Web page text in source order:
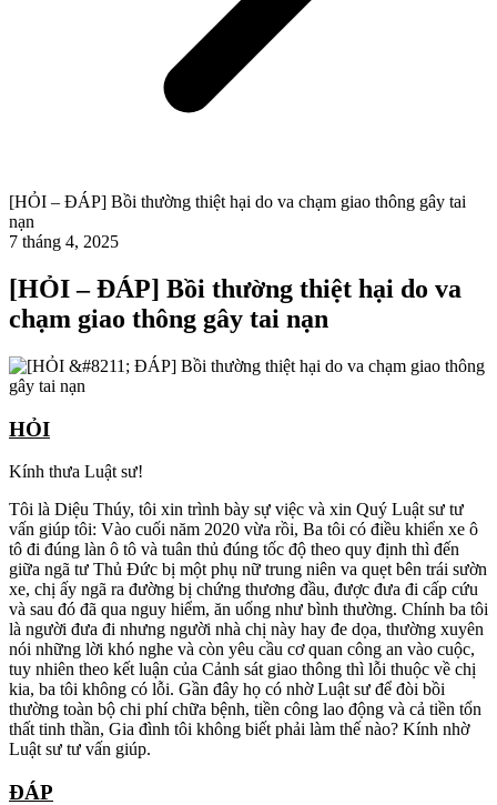
[HỎI – ĐÁP] Bồi thường thiệt hại do va chạm giao thông gây tai
nạn
7 tháng 4, 2025
[HỎI – ĐÁP] Bồi thường thiệt hại do va
chạm giao thông gây tai nạn
HỎI
Kính thưa Luật sư!
Tôi là Diệu Thúy, tôi xin trình bày sự việc và xin Quý Luật sư tư
vấn giúp tôi: Vào cuối năm 2020 vừa rồi, Ba tôi có điều khiển xe ô
tô đi đúng làn ô tô và tuân thủ đúng tốc độ theo quy định thì đến
giữa ngã tư Thủ Đức bị một phụ nữ trung niên va quẹt bên trái sườn
xe, chị ấy ngã ra đường bị chứng thương đầu, được đưa đi cấp cứu
và sau đó đã qua nguy hiểm, ăn uống như bình thường. Chính ba tôi
là người đưa đi nhưng người nhà chị này hay đe dọa, thường xuyên
nói những lời khó nghe và còn yêu cầu cơ quan công an vào cuộc,
tuy nhiên theo kết luận của Cảnh sát giao thông thì lỗi thuộc về chị
kia, ba tôi không có lỗi. Gần đây họ có nhờ Luật sư để đòi bồi
thường toàn bộ chi phí chữa bệnh, tiền công lao động và cả tiền tổn
thất tinh thần, Gia đình tôi không biết phải làm thế nào? Kính nhờ
Luật sư tư vấn giúp.
ĐÁP